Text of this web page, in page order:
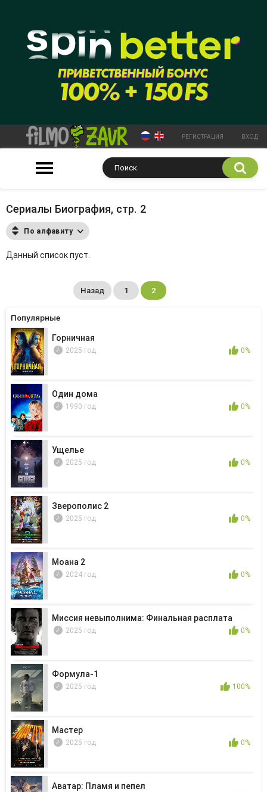
РЕГИСТРАЦИЯ ВХОД
Популярные
Горничная
2025 год 0%
Один дома
1990 год 0%
Ущелье
2025 год 0%
Зверополис 2
2025 год 0%
Моана 2
2024 год 0%
Миссия невыполнима: Финальная расплата
2025 год 0%
Формула-1
2025 год 100%
Мастер
2025 год 0%
Аватар: Пламя и пепел
Сериалы Биография, стр. 2
По алфавиту
Данный список пуст.
Назад 1 2